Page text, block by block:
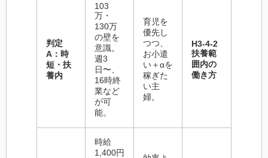
判定
A：時
短・扶
養内
103
万・
130万
の壁を
意識。
週3
日〜、
16時終
業など
が可
能。
育児を
優先し
つつ、
お小遣
い＋αを
稼ぎた
い主
婦。
H3-4-2
扶養範
囲内の
働き方
時給
1,400円